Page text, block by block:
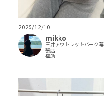
2025/12/10
mikko
三井アウトレットパーク幕
張店
福助